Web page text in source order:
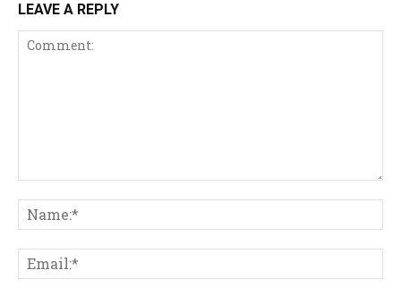
LEAVE A REPLY